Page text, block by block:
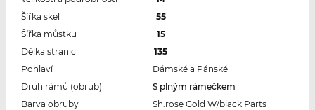
Šířka skel
55
Šířka můstku
15
Délka stranic
135
Pohlaví
Dámské a Pánské
Druh rámů (obrub)
S plným rámečkem
Barva obruby
Sh.rose Gold W/black Parts